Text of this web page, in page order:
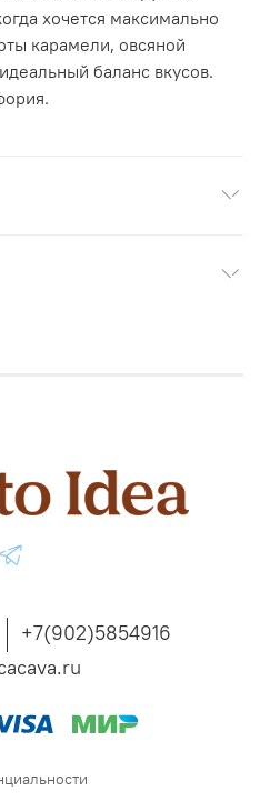
хочется максимально
карамели, овсяной
баланс вкусов.
+7(902)5854916